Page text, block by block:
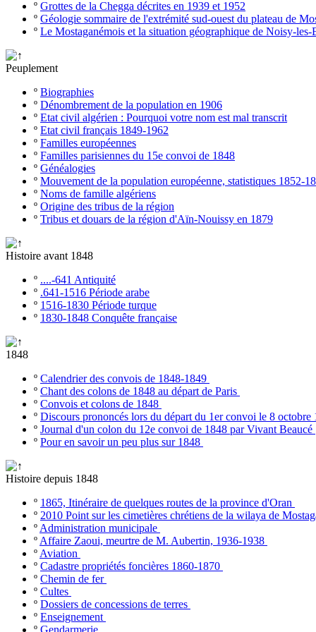
º Grottes de la Chegga décrites en 1939 et 1952
º Géologie sommaire de l'extrémité sud-ouest du plateau de
º Le Mostaganémois et la situation géographique de Noisy-les-
Peuplement
º Biographies
º Dénombrement de la population en 1906
º Etat civil algérien : Pourquoi votre nom est mal transcrit
º Etat civil français 1849-1962
º Familles européennes
º Familles parisiennes du 15e convoi de 1848
º Généalogies
º Mouvement de la population européenne, statistiques 1852-
º Noms de famille algériens
º Origine des tribus de la région
º Tribus et douars de la région d'Aïn-Nouissy en 1879
Histoire avant 1848
º ....-641 Antiquité
º .641-1516 Période arabe
º 1516-1830 Période turque
º 1830-1848 Conquête française
1848
º Calendrier des convois de 1848-1849
º Chant des colons de 1848 au départ de Paris
º Convois et colons de 1848
º Discours prononcés lors du départ du 1er convoi le 8 octobre
º Journal d'un colon du 12e convoi de 1848 par Vivant Beaucé
º Pour en savoir un peu plus sur 1848
Histoire depuis 1848
º 1865, Itinéraire de quelques routes de la province d'Oran
º 2010 Point sur les cimetières chrétiens de la wilaya de
º Administration municipale
º Affaire Zaoui, meurtre de M. Aubertin, 1936-1938
º Aviation
º Cadastre propriétés foncières 1860-1870
º Chemin de fer
º Cultes
º Dossiers de concessions de terres
º Enseignement
º Gendarmerie